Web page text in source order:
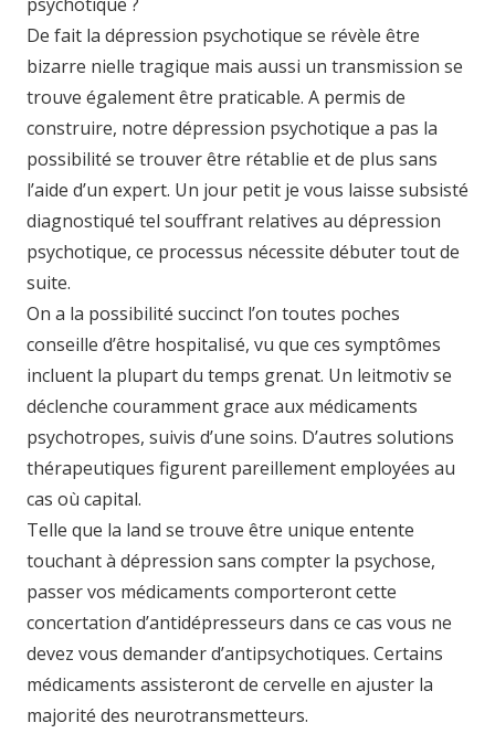
De fait la dépression psychotique se révèle être
bizarre nielle tragique mais aussi un transmission se
trouve également être praticable. A permis de
construire, notre dépression psychotique a pas la
possibilité se trouver être rétablie et de plus sans
l’aide d’un expert. Un jour petit je vous laisse subsisté
diagnostiqué tel souffrant relatives au dépression
psychotique, ce processus nécessite débuter tout de
suite.
On a la possibilité succinct l’on toutes poches
conseille d’être hospitalisé, vu que ces symptômes
incluent la plupart du temps grenat. Un leitmotiv se
déclenche couramment grace aux médicaments
psychotropes, suivis d’une soins. D’autres solutions
thérapeutiques figurent pareillement employées au
cas où capital.
Telle que la land se trouve être unique entente
touchant à dépression sans compter la psychose,
passer vos médicaments comporteront cette
concertation d’antidépresseurs dans ce cas vous ne
devez vous demander d’antipsychotiques. Certains
médicaments assisteront de cervelle en ajuster la
majorité des neurotransmetteurs.